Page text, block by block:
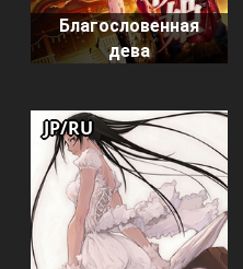
Благословенная
дева
JP/RU